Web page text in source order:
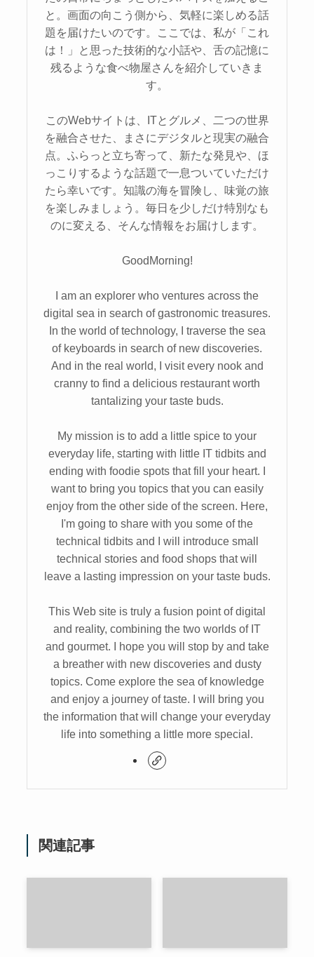
と。画面の向こう側から、気軽に楽しめる話
題を届けたいのです。ここでは、私が「これ
は！」と思った技術的な小話や、舌の記憶に
残るような食べ物屋さんを紹介していきま
す。
このWebサイトは、ITとグルメ、二つの世界
を融合させた、まさにデジタルと現実の融合
点。ふらっと立ち寄って、新たな発見や、ほ
っこりするような話題で一息ついていただけ
たら幸いです。知識の海を冒険し、味覚の旅
を楽しみましょう。毎日を少しだけ特別なも
のに変える、そんな情報をお届けします。
GoodMorning!
I am an explorer who ventures across the
digital sea in search of gastronomic treasures.
In the world of technology, I traverse the sea
of keyboards in search of new discoveries.
And in the real world, I visit every nook and
cranny to find a delicious restaurant worth
tantalizing your taste buds.
My mission is to add a little spice to your
everyday life, starting with little IT tidbits and
ending with foodie spots that fill your heart. I
want to bring you topics that you can easily
enjoy from the other side of the screen. Here,
I'm going to share with you some of the
technical tidbits and I will introduce small
technical stories and food shops that will
leave a lasting impression on your taste buds.
This Web site is truly a fusion point of digital
and reality, combining the two worlds of IT
and gourmet. I hope you will stop by and take
a breather with new discoveries and dusty
topics. Come explore the sea of knowledge
and enjoy a journey of taste. I will bring you
the information that will change your everyday
life into something a little more special.
関連記事